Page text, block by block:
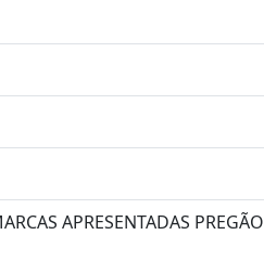
APRESENTADAS PREGÃO